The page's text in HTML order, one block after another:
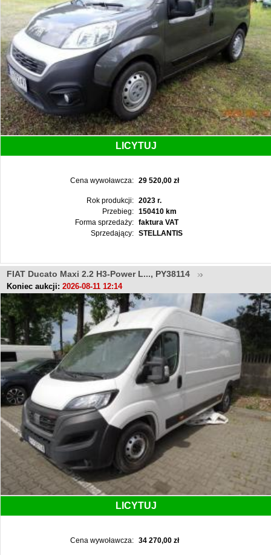
LICYTUJ
Cena wywoławcza: 29 520,00 zł
Rok produkcji:
2023 r.
Przebieg:
150410 km
Forma sprzedaży:
faktura VAT
Sprzedający:
STELLANTIS
FIAT Ducato Maxi 2.2 H3-Power L..., PY38114
Koniec aukcji: 2026-08-11 12:14
LICYTUJ
Cena wywoławcza: 34 270,00 zł